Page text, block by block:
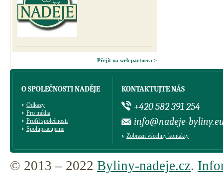
Přejít na web partnera >
O SPOLEČNOSTI NADĚJE
Odkazy
Pro média
Profil společnosti
Spolupracujeme
KONTAKTUJTE NÁS
+420 582 391 254
info@nadeje-
Zobrazit všechny kontakty
© 2013 – 2022 Byliny-nadeje.cz.